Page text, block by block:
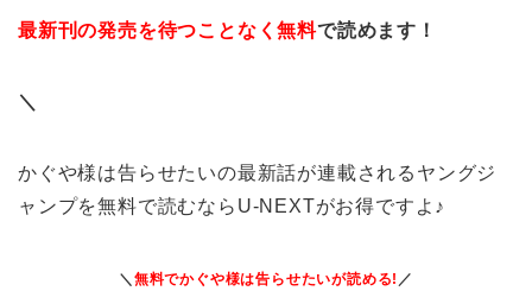
最新刊の発売を待つことなく無料で読めます！
＼
かぐや様は告らせたいの最新話が連載されるヤングジ
ャンプを無料で読むならU-NEXTがお得ですよ♪
＼ 無料でかぐや様は告らせたいが読める! ／